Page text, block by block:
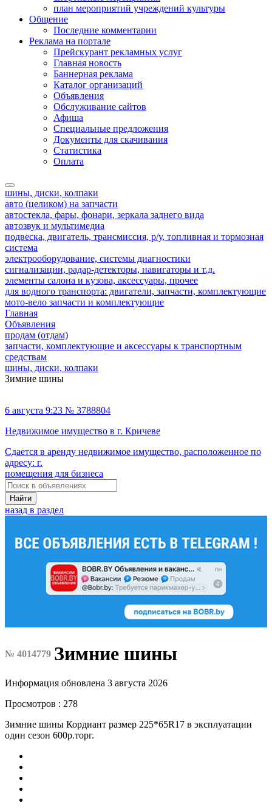
план мероприятий учреждений культуры
Общение
Последние комментарии
Реклама на портале
Прейскурант рекламных услуг
Главная новость
Баннерная реклама
Каталог организаций
Объявления
Обслуживание сайтов
Афиша
Специальные предложения
Документы для скачивания
Статистика
Оплата
шины, диски, колпаки
авто (целиком) на запчасти
автостекла, фары, фонари, зеркала заднего вида
автозвук и мультимедиа
подвеска, двигатель, трансмиссия, р/у, топливная и тормозная
система
электрооборудование, системы диагностики
сигнализации, радар-детекторы, навигаторы и т.д.
элементы салона и кузова, аксессуары, прочее
для водного транспорта: двигатели, запчасти, комплектующие
мото-вело запчасти и комплектующие
Главная
Объявления
продам (отдам)
запчасти, комплектующие и аксессуары к транспортным
средствам
шины, диски, колпаки
Зимние шины
6 августа 9:23 № 3788804
Недвижимое имущество в г. Кричеве
Сдается в аренду недвижимое имущество, расположенное по
адресу: г.
помещения для бизнеса
Найти
назад в раздел
№ 4014779 Зимние шины
Информация обновлена 3 августа 2026
Просмотров : 278
Зимние шины Кордиант размер 225*65R17 в эксплуатации
один сезон 600р.торг.